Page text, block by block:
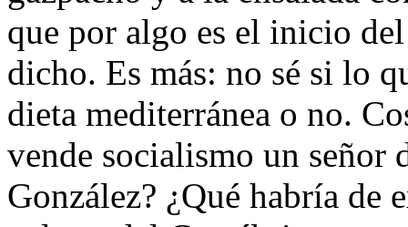
que por algo es el inicio
dicho. Es más: no sé si lo
dieta mediterránea o no.
vende socialismo un señor
González? ¿Qué habría de